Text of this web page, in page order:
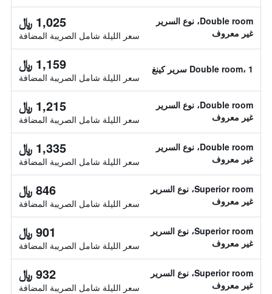
Double room، نوع السرير
غير معروف
1,025 ﷼
سعر الليلة شامل الصريبة المضافة
Double room، 1 سرير كينغ 1,159 ﷼
سعر الليلة شامل الصريبة المضافة
Double room، نوع السرير
غير معروف
1,215 ﷼
سعر الليلة شامل الصريبة المضافة
Double room، نوع السرير
غير معروف
1,335 ﷼
سعر الليلة شامل الصريبة المضافة
Superior room، نوع السرير
غير معروف
846 ﷼
سعر الليلة شامل الصريبة المضافة
Superior room، نوع السرير
غير معروف
901 ﷼
سعر الليلة شامل الصريبة المضافة
Superior room، نوع السرير
غير معروف
932 ﷼
سعر الليلة شامل الصريبة المضافة